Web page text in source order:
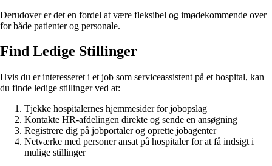
Derudover er det en fordel at være fleksibel og imødekommende over
for både patienter og personale.
Find Ledige Stillinger
Hvis du er interesseret i et job som serviceassistent på et hospital, kan
du finde ledige stillinger ved at:
Tjekke hospitalernes hjemmesider for jobopslag
Kontakte HR-afdelingen direkte og sende en ansøgning
Registrere dig på jobportaler og oprette jobagenter
Netværke med personer ansat på hospitaler for at få indsigt i
mulige stillinger